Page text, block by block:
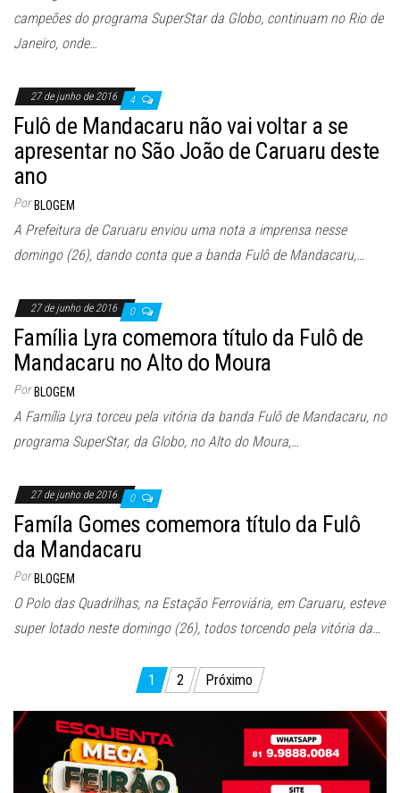
campeões do programa SuperStar da Globo, continuam no Rio de
Janeiro, onde…
27 de junho de 2016 4
Fulô de Mandacaru não vai voltar a se
apresentar no São João de Caruaru deste
ano
Por BLOGEM
A Prefeitura de Caruaru enviou uma nota a imprensa nesse
domingo (26), dando conta que a banda Fulô de Mandacaru,…
27 de junho de 2016 0
Família Lyra comemora título da Fulô de
Mandacaru no Alto do Moura
Por BLOGEM
A Família Lyra torceu pela vitória da banda Fulô de Mandacaru, no
programa SuperStar, da Globo, no Alto do Moura,…
27 de junho de 2016 0
Famíla Gomes comemora título da Fulô
da Mandacaru
Por BLOGEM
O Polo das Quadrilhas, na Estação Ferroviária, em Caruaru, esteve
super lotado neste domingo (26), todos torcendo pela vitória da…
de
posts
1 2 Próximo